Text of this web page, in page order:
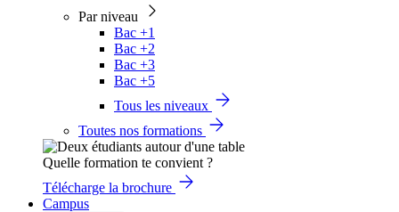
Par niveau
Bac +1
Bac +2
Bac +3
Bac +5
Tous les niveaux
Toutes nos formations
Quelle formation te convient ?
Télécharge la brochure
Campus